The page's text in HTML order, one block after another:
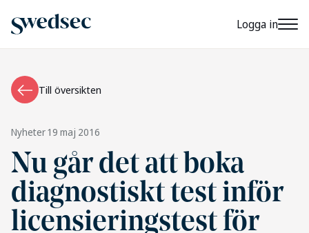
Logga in
Till översikten
Nyheter19 maj 2016
Nu går det att boka
diagnostiskt test inför
licensieringstest för